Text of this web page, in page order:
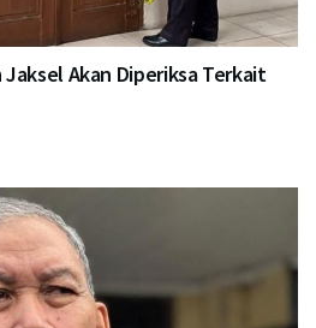
Jaksel Akan Diperiksa Terkait